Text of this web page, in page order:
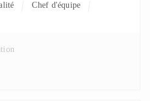
Chef d'équipe
d’installations